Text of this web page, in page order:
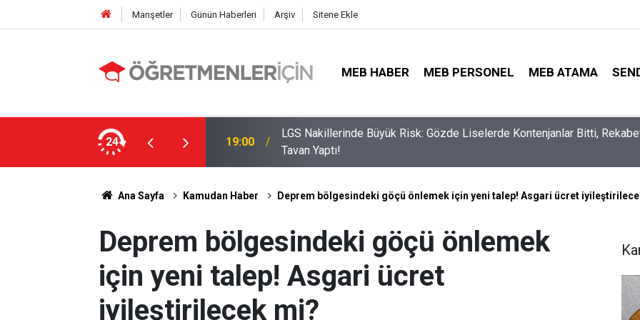
Manşetler Günün Haberleri Arşiv Sitene Ekle
MEB HABER MEB PERSONEL MEB ATAMA
24
En Çok Öğretmen Aradığı 15 Branş! 19:00
LGS Nakillerinde Büyük Risk: Gözde Liselerde Kontenjanlar Bitti,
Tavan Yaptı!
Ana Sayfa Kamudan Haber Deprem bölgesindeki göçü önlemek için yeni talep! Asgari ücret
Deprem bölgesindeki göçü önlemek
için yeni talep! Asgari ücret
iyileştirilecek mi?